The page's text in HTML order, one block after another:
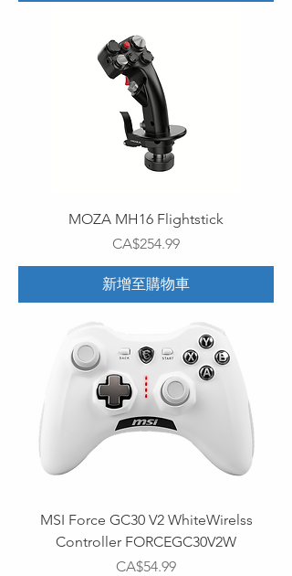
MOZA MH16 Flightstick
價格
CA$254.99
新增至購物車
MSI Force GC30 V2 WhiteWirelss
Controller FORCEGC30V2W
價格
CA$54.99